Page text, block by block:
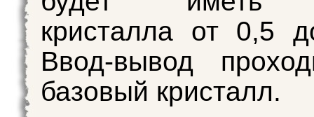
кристалла от 0,5
Ввод-вывод
базовый кристалл.